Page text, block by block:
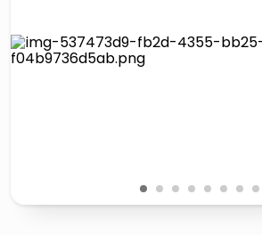
pattumiera raccolta differenziata
1 2 3 4 5 6 7 8